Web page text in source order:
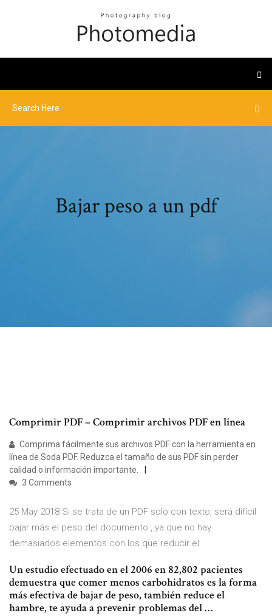
Bajar peso a un pdf
Comprimir PDF – Comprimir archivos PDF en línea
Comprima fácilmente sus archivos PDF con la herramienta en
línea de Soda PDF. Reduzca el tamaño de sus PDF sin perder
calidad o información importante.
3 Comments
25 May 2018 Si se trata de un PDF solo con texto, será difícil
bajar más el peso del documento , ya que no hay
demasiados elementos con los que reducir el
Un estudio efectuado en el 2006 en 82,802 pacientes
demuestra que comer menos carbohidratos es la forma
más efectiva de bajar de peso, también reduce el
hambre, te ayuda a prevenir problemas del …